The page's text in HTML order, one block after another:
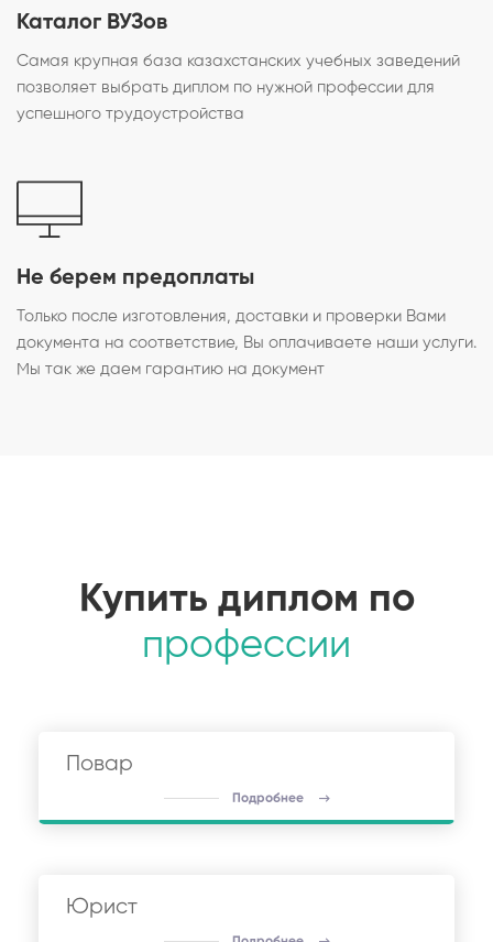
Каталог ВУЗов
Самая крупная база казахстанских учебных заведений
позволяет выбрать диплом по нужной профессии для
успешного трудоустройства
Не берем предоплаты
Только после изготовления, доставки и проверки Вами
документа на соответствие, Вы оплачиваете наши услуги.
Мы так же даем гарантию на документ
Купить диплом по
профессии
Повар
Подробнее
Юрист